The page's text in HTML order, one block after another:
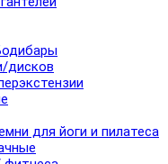
дисков
для йоги и пилатеса